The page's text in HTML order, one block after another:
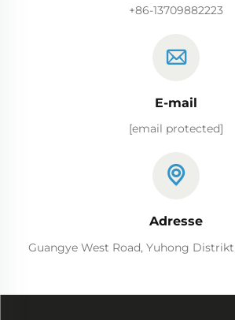
+86-13709882223
E-mail
[email protected]
Adresse
Guangye West Road, Yuhong